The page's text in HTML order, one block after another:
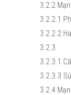
3.2.2
3.2.2.1
3.2.2.2
3.2.3
3.2.3.1
3.2.3.3
3.2.4